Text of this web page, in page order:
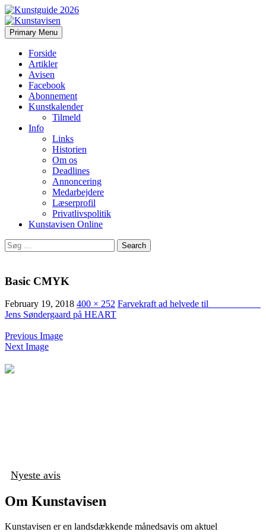
Kunstavisen
Search
Primary Menu Skip
to
Forside
Artikler
Avisen
Facebook
Abonnement
Kunstkalender
Tilmeld
Info
Links
Historien
Om os
Deadlines
Annoncering
Medarbejdere
Læserprofil
Privatlivspolitik
Kunstavisen Online
Search
for:
Basic CMYK
February 19, 2018 400 × 252 Farvekraft ad helvede til
Jens Søndergaard på HEART
Previous Image
Next Image
Nyeste avis
Om Kunstavisen
Kunstavisen er en landsdækkende månedsavis om aktuel